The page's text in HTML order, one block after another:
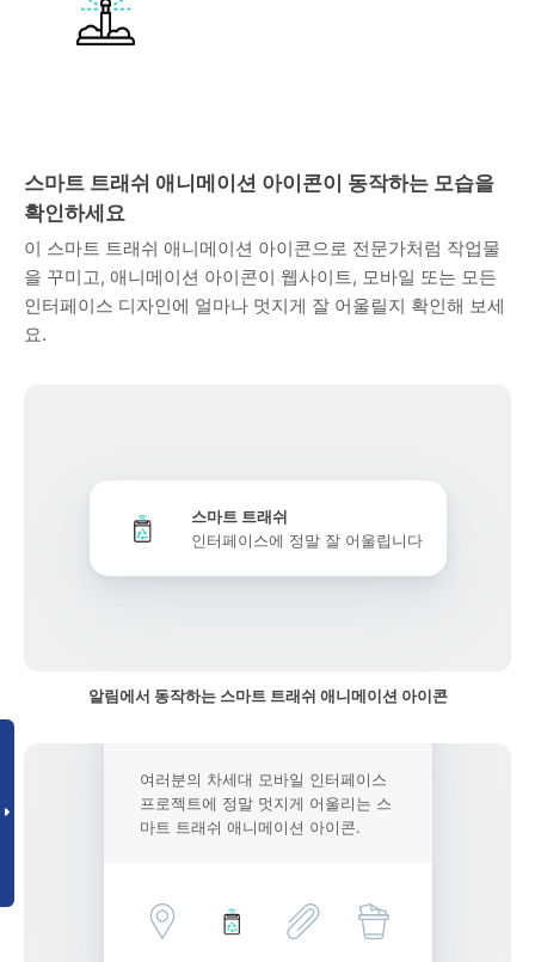
스마트 트래쉬 애니메이션 아이콘이 동작하는 모습을
확인하세요
이 스마트 트래쉬 애니메이션 아이콘으로 전문가처럼 작업물
을 꾸미고, 애니메이션 아이콘이 웹사이트, 모바일 또는 모든
인터페이스 디자인에 얼마나 멋지게 잘 어울릴지 확인해 보세
요.
스마트 트래쉬
인터페이스에 정말 잘 어울립니다
알림에서 동작하는 스마트 트래쉬 애니메이션 아이콘
여러분의 차세대 모바일 인터페이스
프로젝트에 정말 멋지게 어울리는 스
마트 트래쉬 애니메이션 아이콘.